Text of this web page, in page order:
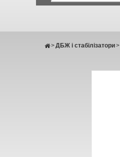
ДБЖ і стабілізатори
> >